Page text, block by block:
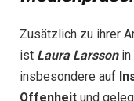
Zusätzlich zu ihrer
ist Laura Larssonin
insbesondere auf
Offenheit und